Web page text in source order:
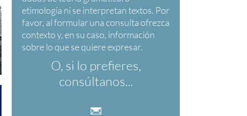
O, si lo prefieres,
consúltanos...